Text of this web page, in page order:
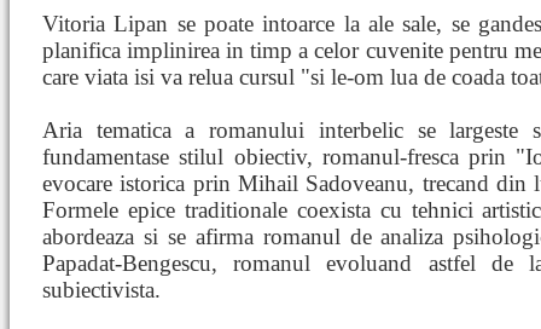
Vitoria Lipan se poate intoarce la ale sale, se
planifica implinirea in timp a celor cuvenite pentru
care viata isi va relua cursul "si le-om lua de coada
Aria tematica a romanului interbelic se largeste
fundamentase stilul obiectiv, romanul-fresca prin
evocare istorica prin Mihail Sadoveanu, trecand din
Formele epice traditionale coexista cu tehnici
abordeaza si se afirma romanul de analiza
Papadat-Bengescu, romanul evoluand astfel
subiectivista.